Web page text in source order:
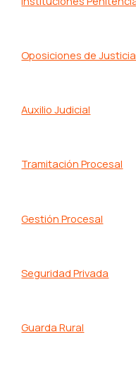
Oposiciones de Justicia
Auxilio Judicial
Tramitación Procesal
Gestión Procesal
Seguridad Privada
Guarda Rural